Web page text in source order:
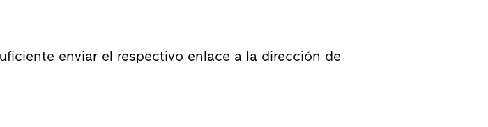
enviar el respectivo enlace a la dirección de